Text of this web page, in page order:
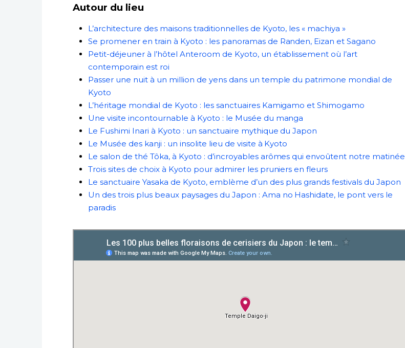
Autour du lieu
L’architecture des maisons traditionnelles de Kyoto, les « machiya »
Se promener en train à Kyoto : les panoramas de Randen, Eizan et Sagano
Petit-déjeuner à l’hôtel Anteroom de Kyoto, un établissement où l’art
contemporain est roi
Passer une nuit à un million de yens dans un temple du patrimone mondial de
Kyoto
L’héritage mondial de Kyoto : les sanctuaires Kamigamo et Shimogamo
Une visite incontournable à Kyoto : le Musée du manga
Le Fushimi Inari à Kyoto : un sanctuaire mythique du Japon
Le Musée des kanji : un insolite lieu de visite à Kyoto
Le salon de thé Tôka, à Kyoto : d’incroyables arômes qui envoûtent notre matinée
Trois sites de choix à Kyoto pour admirer les pruniers en fleurs
Le sanctuaire Yasaka de Kyoto, emblème d’un des plus grands festivals du Japon
Un des trois plus beaux paysages du Japon : Ama no Hashidate, le pont vers le
paradis